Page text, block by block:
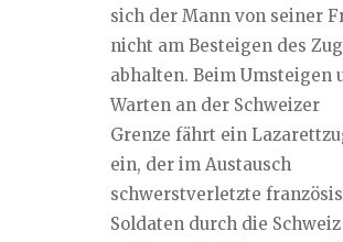
sich der Mann von seiner
nicht am Besteigen des
abhalten. Beim Umsteigen
Warten an der Schweizer
Grenze fährt ein
ein, der im Austausch
schwerstverletzte
Soldaten durch die Schweiz